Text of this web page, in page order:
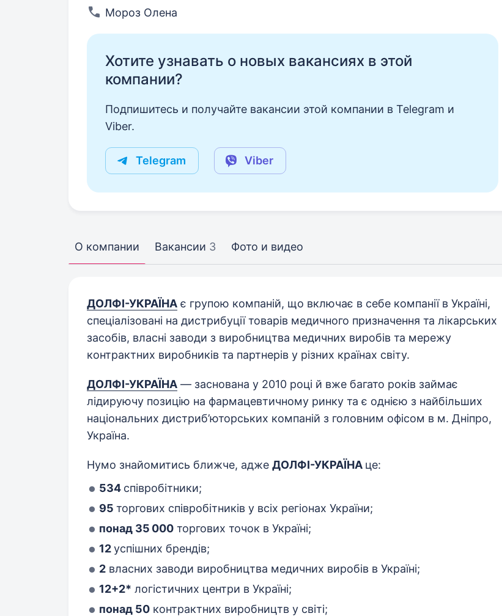
Мороз Олена
Хотите узнавать о новых вакансиях в этой
компании?
Подпишитесь и получайте вакансии этой компании в Telegram и
Viber.
Telegram Viber
О компании Вакансии 3 Фото и видео
ДОЛФІ-УКРАЇНА є групою компаній, що включає в себе компанії в Україні,
спеціалізовані на дистрибуції товарів медичного призначення та лікарських
засобів, власні заводи з виробництва медичних виробів та мережу
контрактних виробників та партнерів у різних країнах світу.
ДОЛФІ-УКРАЇНА — заснована у 2010 році й вже багато років займає
лідируючу позицію на фармацевтичному ринку та є однією з найбільших
національних дистриб’юторських компаній з головним офісом в м. Дніпро,
Україна.
Нумо знайомитись ближче, адже ДОЛФІ-УКРАЇНА це:
534 співробітники;
95 торгових співробітників у всіх регіонах України;
понад 35 000 торгових точок в Україні;
12успішних брендів;
2 власних заводи виробництва медичних виробів в Україні;
12+2* логістичних центри в Україні;
понад 50 контрактних виробництв у світі;